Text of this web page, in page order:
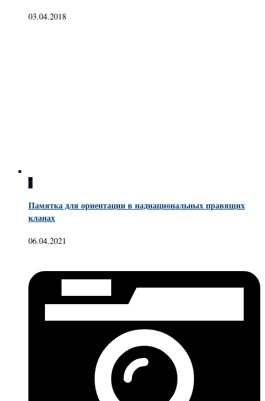
03.04.2018
0
Памятка для ориентации в наднациональных правящих
кланах
06.04.2021